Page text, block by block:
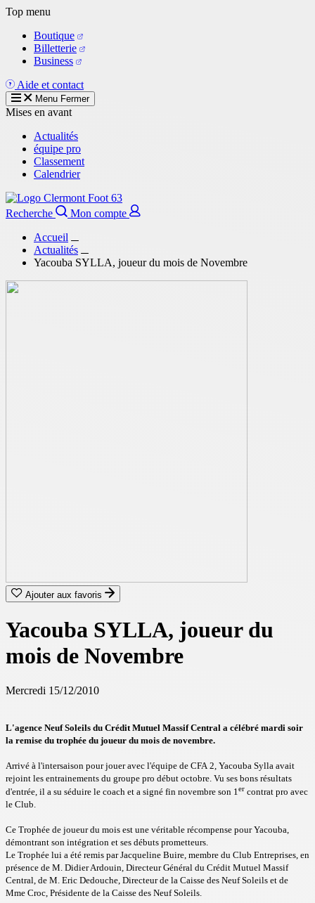
Aller
contenu
principal
Top menu
Boutique
Billetterie
Business
Aide et contact
Menu Fermer
Mises en avant
Actualités
équipe pro
Classement
Calendrier
Recherche
Mon compte
Accueil
Actualités
Yacouba SYLLA, joueur du mois de Novembre
Ajouter aux favoris
Yacouba SYLLA, joueur du
mois de Novembre
Mercredi 15/12/2010
L'agence Neuf Soleils du Crédit Mutuel Massif Central a célébré mardi soir
la remise du trophée du joueur du mois de novembre.
Arrivé à l'intersaison pour jouer avec l'équipe de CFA 2, Yacouba Sylla avait
rejoint les entrainements du groupe pro début octobre. Vu ses bons résultats
d'entrée, il a su séduire le coach et a signé fin novembre son 1er contrat pro avec
le Club.
Ce Trophée de joueur du mois est une véritable récompense pour Yacouba,
démontrant son intégration et ses débuts prometteurs.
Le Trophée lui a été remis par Jacqueline Buire, membre du Club Entreprises, en
présence de M. Didier Ardouin, Directeur Général du Crédit Mutuel Massif
Central, de M. Eric Dedouche, Directeur de la Caisse des Neuf Soleils et de
Mme Croc, Présidente de la Caisse des Neuf Soleils.